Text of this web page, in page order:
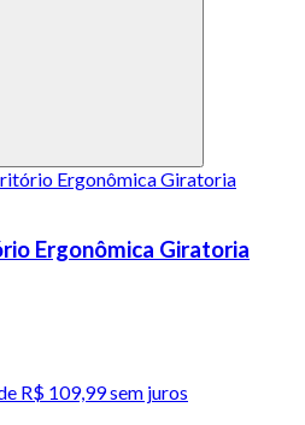
Ergonômica Giratoria
R$ 109,99 sem juros